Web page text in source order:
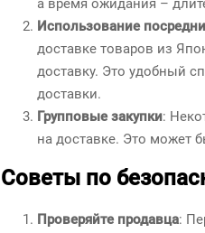
а время ожидания –
Использование
доставке товаров из
доставку. Это удобный
доставки.
Групповые закупки:
на доставке. Это может
Советы по
Проверяйте продавца: